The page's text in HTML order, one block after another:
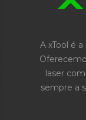
A xTool é
laser
sempre a